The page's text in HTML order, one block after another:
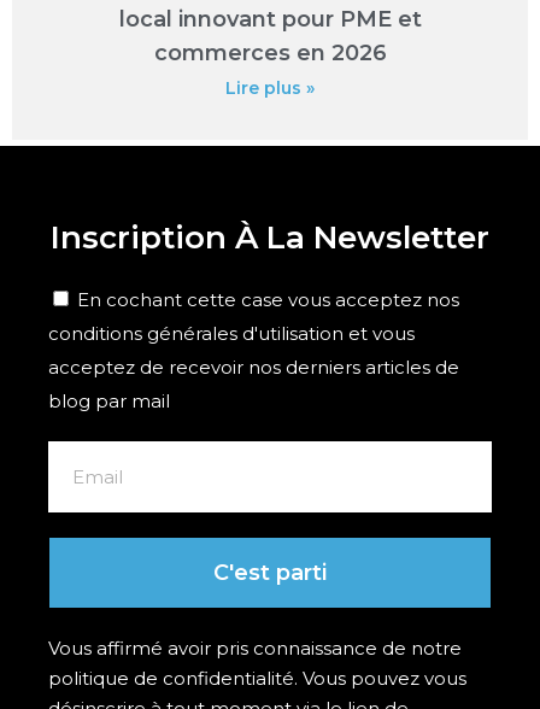
local innovant pour PME et
commerces en 2026
Lire plus »
Inscription À La Newsletter
En cochant cette case vous acceptez nos
conditions générales d'utilisation et vous
acceptez de recevoir nos derniers articles de
blog par mail
C'est parti
Vous affirmé avoir pris connaissance de notre
politique de confidentialité. Vous pouvez vous